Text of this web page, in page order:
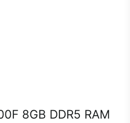
8GB DDR5 RAM